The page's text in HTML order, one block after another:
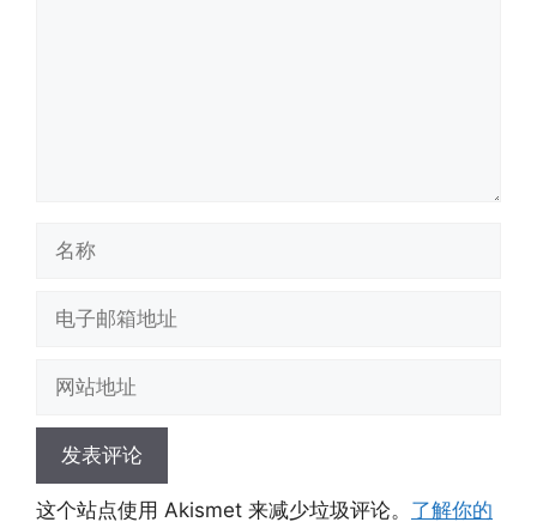
地
地
这个站点使用 Akismet 来减少垃圾评论。 了解你的